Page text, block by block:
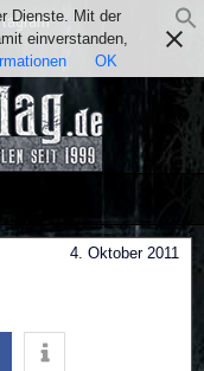
4. Oktober 2011
Dienste. Mit der
einverstanden,
OK